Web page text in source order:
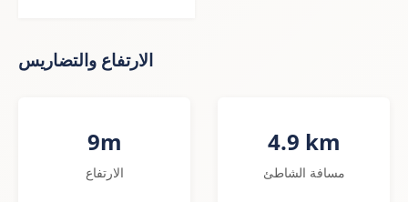
الارتفاع والتضاريس
9m
الارتفاع
4.9 km
مسافة الشاطئ